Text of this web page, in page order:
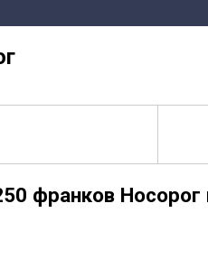
франков Носорог